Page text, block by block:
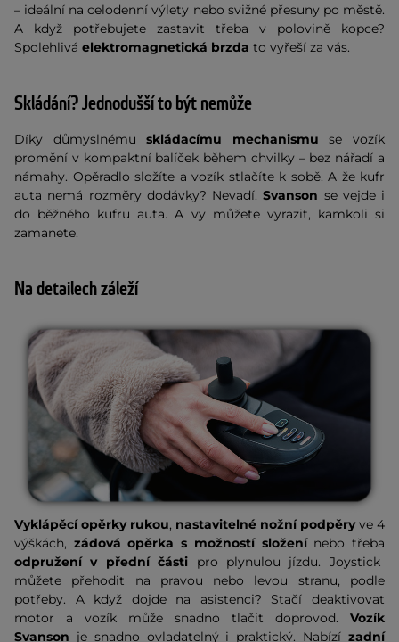
– ideální na celodenní výlety nebo svižné přesuny po městě.
A když potřebujete zastavit třeba v polovině kopce?
Spolehlivá elektromagnetická brzda to vyřeší za vás.
Skládání? Jednodušší to být nemůže
Díky důmyslnémuskládacímu mechanismuse vozík
promění v kompaktní balíček během chvilky – bez nářadí a
námahy. Opěradlo složíte a vozík stlačíte k sobě. A že kufr
auta nemá rozměry dodávky? Nevadí.Svanson se vejde i
do běžného kufru auta. A vy můžete vyrazit, kamkoli si
zamanete.
Na detailech záleží
Vyklápěcí opěrky rukou, nastavitelné nožní podpěryve 4
výškách, zádová opěrka s možností složenínebo třeba
odpružení v přední části pro plynulou jízdu. Joystick
můžete přehodit na pravou nebo levou stranu, podle
potřeby. A když dojde na asistenci? Stačí deaktivovat
motor a vozík může snadno tlačit doprovod. Vozík
Svanson je snadno ovladatelný i praktický. Nabízí zadní